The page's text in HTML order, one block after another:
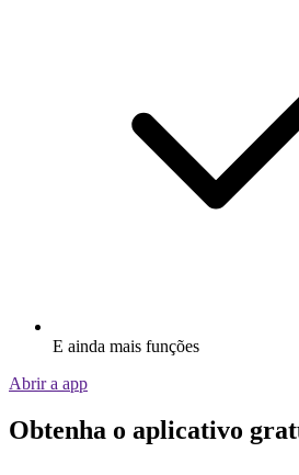
E ainda mais funções
Abrir a app
Obtenha o aplicativo